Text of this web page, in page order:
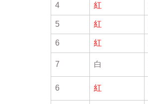
4 紅
5 紅
6 紅
7 白
6 紅